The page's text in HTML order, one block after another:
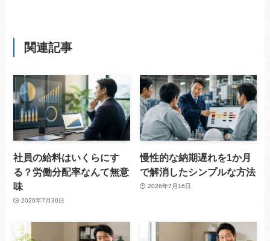
関連記事
社員の給料はいくらにす
る？労働分配率なんて無意
味
2026年7月30日
慢性的な納期遅れを1か月
で解消したシンプルな方法
2026年7月16日